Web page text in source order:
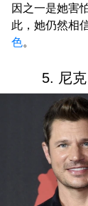
因之一是她害
此，她仍然相
色。
5. 尼